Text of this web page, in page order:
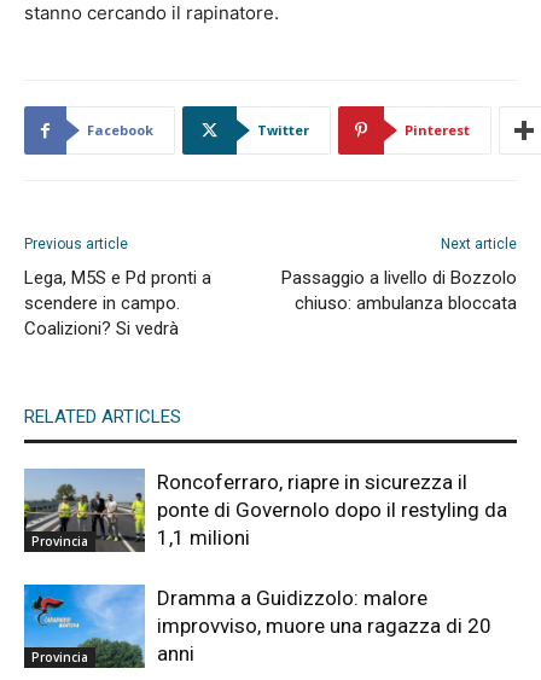
stanno cercando il rapinatore.
Facebook Twitter Pinterest
Previous article
Lega, M5S e Pd pronti a
scendere in campo.
Coalizioni? Si vedrà
Next article
Passaggio a livello di Bozzolo
chiuso: ambulanza bloccata
RELATED ARTICLES
Provincia
Roncoferraro, riapre in sicurezza il
ponte di Governolo dopo il restyling da
1,1 milioni
Provincia
Dramma a Guidizzolo: malore
improvviso, muore una ragazza di 20
anni